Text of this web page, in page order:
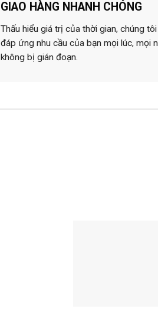
GIAO HÀNG NHANH CHÓNG
Thấu hiểu giá trị của thời gian, chúng
đáp ứng nhu cầu của bạn mọi lúc, mọi
không bị gián đoạn.